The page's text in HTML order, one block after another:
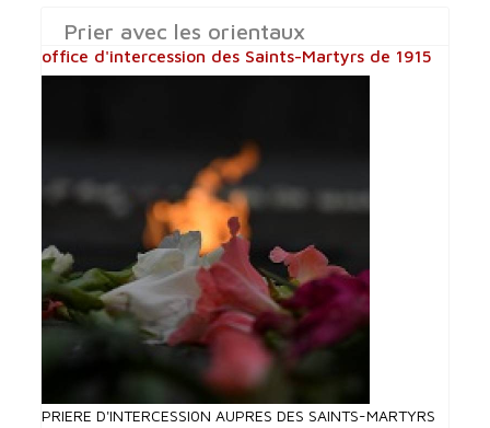
Prier avec les orientaux
office d'intercession des Saints-Martyrs de 1915
PRIERE D'INTERCESSI0N AUPRES DES SAINTS-MARTYRS